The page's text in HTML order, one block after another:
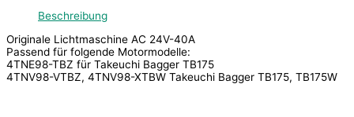
Beschreibung
Originale Lichtmaschine AC 24V-40A
Passend für folgende Motormodelle:
4TNE98-TBZ für Takeuchi Bagger TB175
4TNV98-VTBZ, 4TNV98-XTBW Takeuchi Bagger TB175, TB175W